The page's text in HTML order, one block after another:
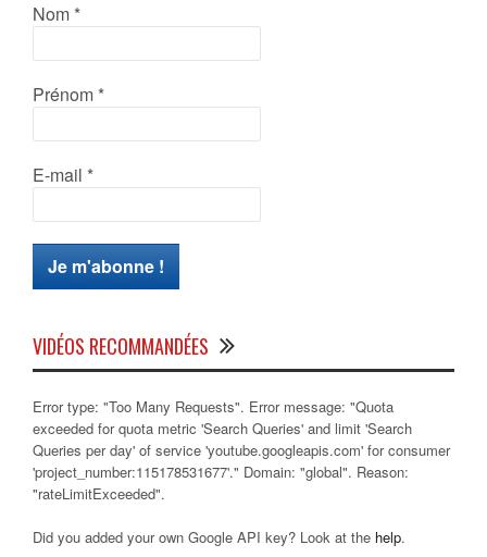
Nom *
Prénom *
E-mail *
VIDÉOS RECOMMANDÉES
Error type: "Too Many Requests". Error message: "Quota
exceeded for quota metric 'Search Queries' and limit 'Search
Queries per day' of service 'youtube.googleapis.com' for consumer
'project_number:115178531677'." Domain: "global". Reason:
"rateLimitExceeded".
Did you added your own Google API key? Look at the help.